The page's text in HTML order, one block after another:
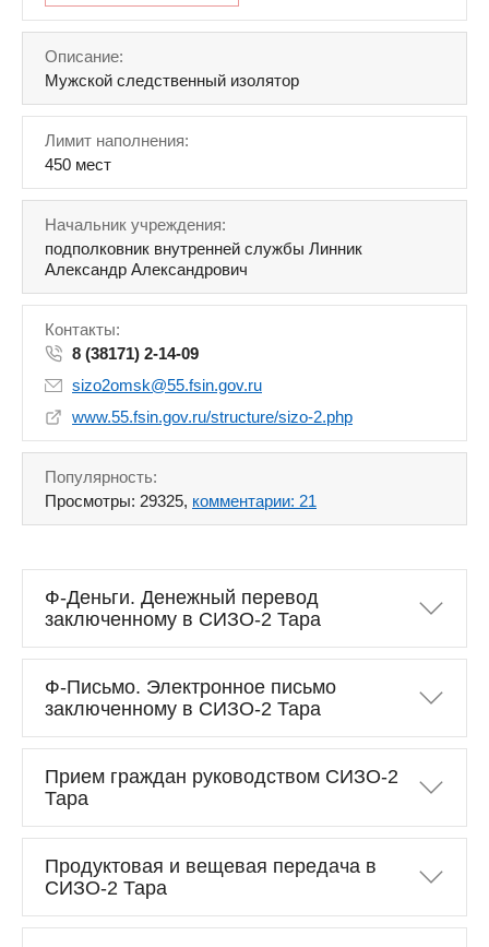
Описание:
Мужской следственный изолятор
Лимит наполнения:
450 мест
Начальник учреждения:
подполковник внутренней службы Линник
Александр Александрович
Контакты:
8 (38171) 2-14-09
sizo2omsk@55.fsin.gov.ru
www.55.fsin.gov.ru/structure/sizo-2.php
Популярность:
Просмотры: 29325, комментарии: 21
Ф-Деньги. Денежный перевод
заключенному в СИЗО-2 Тара
Ф-Письмо. Электронное письмо
заключенному в СИЗО-2 Тара
Прием граждан руководством СИЗО-2
Тара
Продуктовая и вещевая передача в
СИЗО-2 Тара